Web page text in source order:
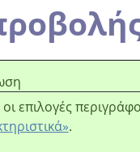
επιλογές
.